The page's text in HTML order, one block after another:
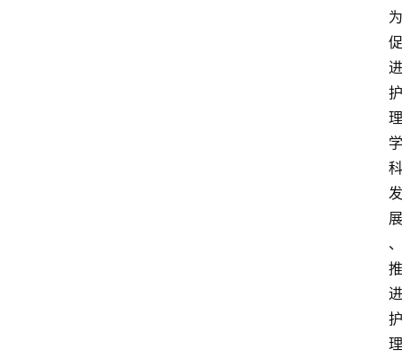
为
促
进
护
理
学
科
发
展
、
推
进
护
理